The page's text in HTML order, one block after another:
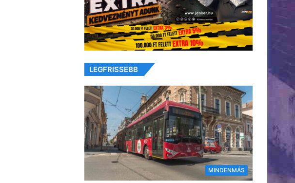
LEGFRISSEBB
MINDENMÁS